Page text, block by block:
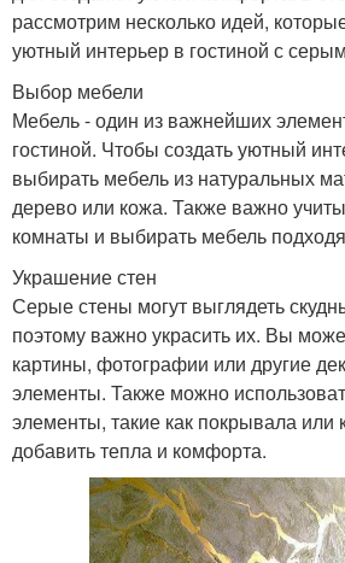
рассмотрим несколько идей,
уютный интерьер в гостиной с
Выбор мебели
Мебель - один из важнейших
гостиной. Чтобы создать уютный
выбирать мебель из натуральных
дерево или кожа. Также важно
комнаты и выбирать мебель
Украшение стен
Серые стены могут выглядеть
поэтому важно украсить их. Вы
картины, фотографии или другие
элементы. Также можно
элементы, такие как покрывала или
добавить тепла и комфорта.